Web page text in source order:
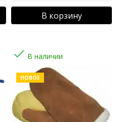
В корзину
 В наличии
НОВОЕ